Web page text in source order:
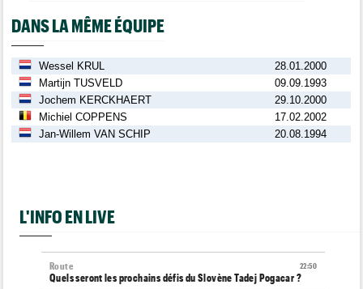
DANS LA MÊME ÉQUIPE
Wessel KRUL
28.01.2000
Martijn TUSVELD
09.09.1993
Jochem KERCKHAERT
29.10.2000
Michiel COPPENS
17.02.2002
Jan-Willem VAN SCHIP
20.08.1994
L'INFO EN LIVE
22:50
Route
Quels seront les prochains défis du Slovène Tadej Pogacar ?